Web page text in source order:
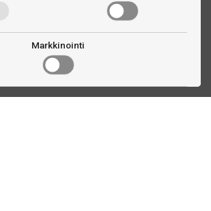
Markkinointi